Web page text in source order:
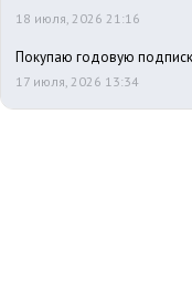
18 июля, 2026 21:16
Покупаю годовую
17 июля, 2026 13:34